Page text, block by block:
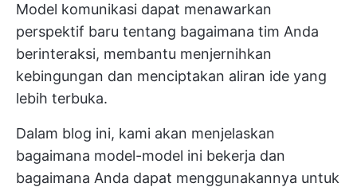
Model komunikasi dapat menawarkan
perspektif baru tentang bagaimana tim Anda
berinteraksi, membantu menjernihkan
kebingungan dan menciptakan aliran ide yang
lebih terbuka.
Dalam blog ini, kami akan menjelaskan
bagaimana model-model ini bekerja dan
bagaimana Anda dapat menggunakannya untuk